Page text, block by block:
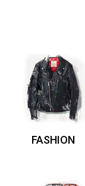
FASHION